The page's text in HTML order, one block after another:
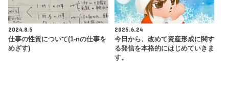
2024.8.5
仕事の性質について(1-nの仕事を
めざす)
2025.6.24
今日から、改めて資産形成に関す
る発信を本格的にはじめていきま
す。